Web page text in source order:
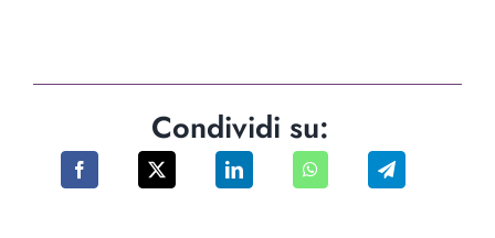
Condividi su: